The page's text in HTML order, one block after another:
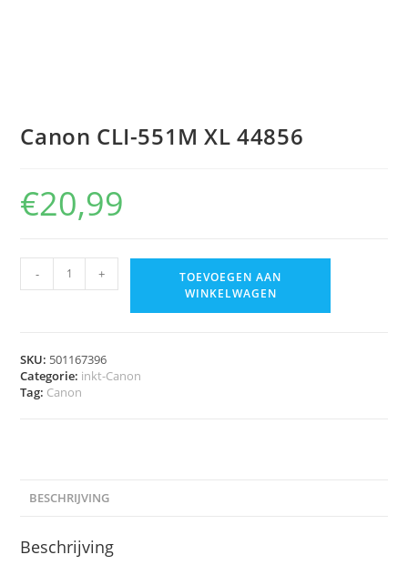
Canon CLI-551M XL 44856
€20,99
- +
TOEVOEGEN AAN
WINKELWAGEN
SKU: 501167396
Categorie: inkt-Canon
Tag: Canon
BESCHRIJVING
Beschrijving